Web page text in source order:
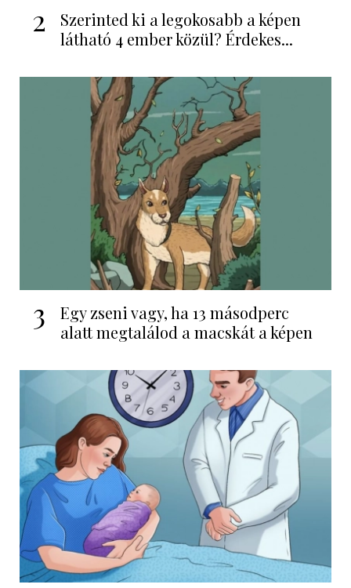
2
Szerinted ki a legokosabb a képen
látható 4 ember közül? Érdekes...
3
Egy zseni vagy, ha 13 másodperc
alatt megtalálod a macskát a képen